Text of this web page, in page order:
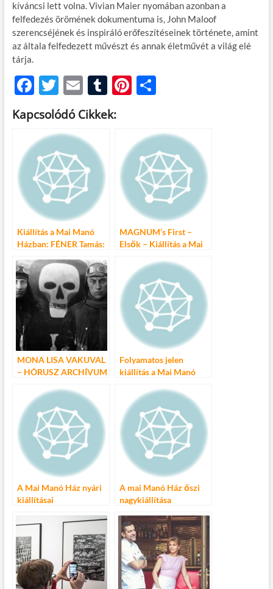
kíváncsi lett volna. Vivian Maier nyomában azonban a
felfedezés örömének dokumentuma is, John Maloof
szerencséjének és inspiráló erőfeszítéseinek története, amint
az általa felfedezett művészt és annak életművét a világ elé
tárja.
F
ac
e
b
o
o
k
T
w
itt
er
E
m
ail
T
u
m
Pi
es
O
m
e
g
Kapcsolódó Cikkek:
Kiállítás a Mai Manó
Házban: FÉNER Tamás:
MAGNUM’s First –
Elsők – Kiállítás a Mai
MONA LISA VAKUVAL
– HÓRUSZ ARCHÍVUM
Folyamatos jelen
kiállítás a Mai Manó
A Mai Manó Ház nyári
kiállításai
A mai Manó Ház őszi
nagykiállítása